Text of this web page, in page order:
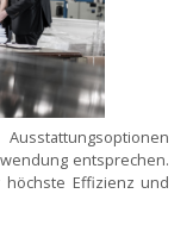
entsprechen.
Effizienz und